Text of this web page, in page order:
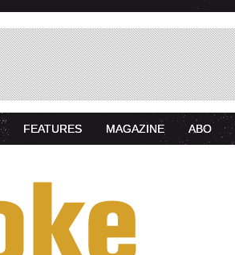
FEATURES MAGAZINE ABO